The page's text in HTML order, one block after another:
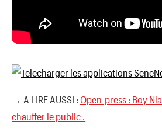
→ A LIRE AUSSI : Open-press : Boy
chauffer le public .